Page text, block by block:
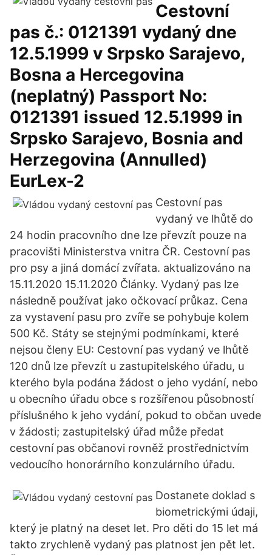
Cestovní
pas č.: 0121391 vydaný dne
12.5.1999 v Srpsko Sarajevo,
Bosna a Hercegovina
(neplatný) Passport No:
0121391 issued 12.5.1999 in
Srpsko Sarajevo, Bosnia and
Herzegovina (Annulled)
EurLex-2
Cestovní pas
vydaný ve lhůtě do
24 hodin pracovního dne lze převzít pouze na
pracovišti Ministerstva vnitra ČR. Cestovní pas
pro psy a jiná domácí zvířata. aktualizováno na
15.11.2020 15.11.2020 Články. Vydaný pas lze
následně používat jako očkovací průkaz. Cena
za vystavení pasu pro zvíře se pohybuje kolem
500 Kč. Státy se stejnými podmínkami, které
nejsou členy EU: Cestovní pas vydaný ve lhůtě
120 dnů lze převzít u zastupitelského úřadu, u
kterého byla podána žádost o jeho vydání, nebo
u obecního úřadu obce s rozšířenou působností
příslušného k jeho vydání, pokud to občan uvede
v žádosti; zastupitelský úřad může předat
cestovní pas občanovi rovněž prostřednictvím
vedoucího honorárního konzulárního úřadu.
Dostanete doklad s
biometrickými údaji,
který je platný na deset let. Pro děti do 15 let má
takto zrychleně vydaný pas platnost jen pět let.